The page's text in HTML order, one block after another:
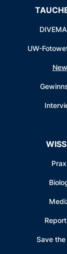
UW-
Save